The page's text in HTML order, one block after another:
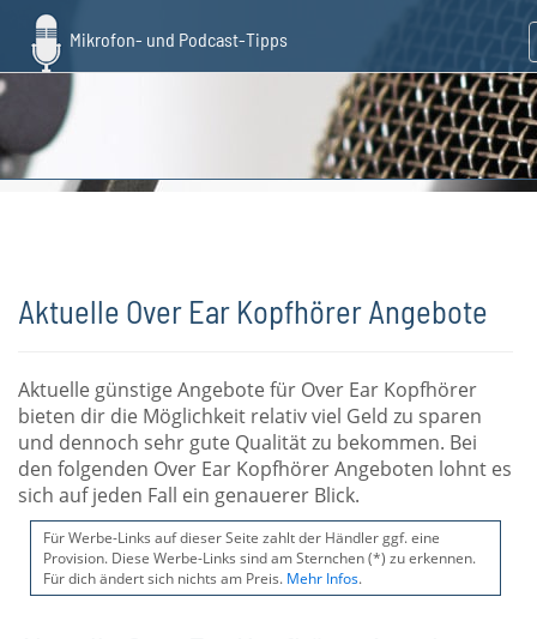
main
content
Aktuelle Over Ear Kopfhörer Angebote
Aktuelle günstige Angebote für Over Ear Kopfhörer
bieten dir die Möglichkeit relativ viel Geld zu sparen
und dennoch sehr gute Qualität zu bekommen. Bei
den folgenden Over Ear Kopfhörer Angeboten lohnt es
sich auf jeden Fall ein genauerer Blick.
Für Werbe-Links auf dieser Seite zahlt der Händler ggf. eine
Provision. Diese Werbe-Links sind am Sternchen (*) zu erkennen.
Für dich ändert sich nichts am Preis. Mehr Infos.